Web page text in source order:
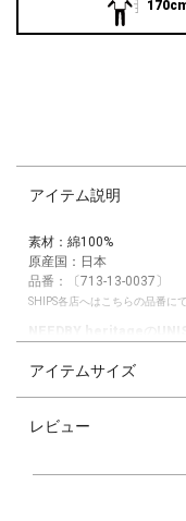
アイテム説明
素材：綿100%
原産国：日本
品番：〔713-13-0037〕
SHIPS各店へはこちらの品番に
【デザイン】
てハイウエストでの着用も
アイテムサイズ
レビュー